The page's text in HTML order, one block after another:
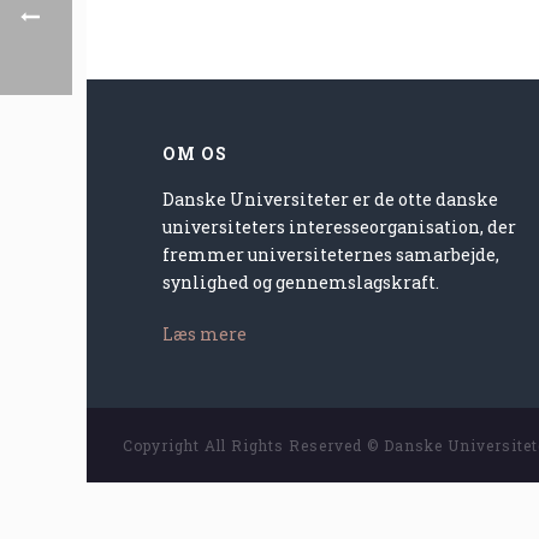
OM OS
Danske Universiteter er de otte danske
universiteters interesseorganisation, der
fremmer universiteternes samarbejde,
synlighed og gennemslagskraft.
Læs mere
Copyright All Rights Reserved © Danske